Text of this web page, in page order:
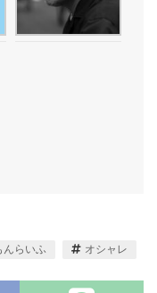
んらいふ オシャレ